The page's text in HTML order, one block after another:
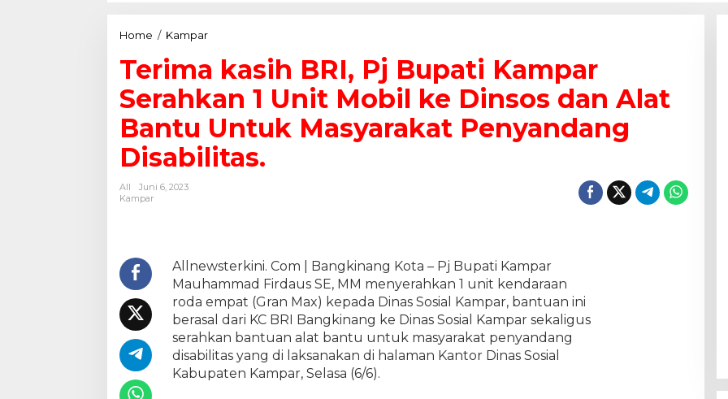
Home / Kampar
r
m
a
k
a
s
P
B
u
p
a
t
Terima kasih BRI, Pj Bupati Kampar
Serahkan 1 Unit Mobil ke Dinsos dan Alat
Bantu Untuk Masyarakat Penyandang
Disabilitas.
All
Juni 6, 2023
Kampar
Allnewsterkini. Com | Bangkinang Kota – Pj Bupati Kampar
Mauhammad Firdaus SE, MM menyerahkan 1 unit kendaraan
roda empat (Gran Max) kepada Dinas Sosial Kampar, bantuan ini
berasal dari KC BRI Bangkinang ke Dinas Sosial Kampar sekaligus
serahkan bantuan alat bantu untuk masyarakat penyandang
disabilitas yang di laksanakan di halaman Kantor Dinas Sosial
Kabupaten Kampar, Selasa (6/6).